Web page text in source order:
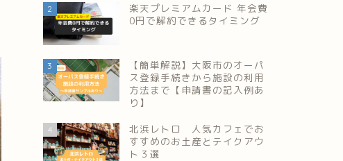
2
楽天プレミアムカード 年会費
0円で解約できるタイミング
3
【簡単解説】大阪市のオーパ
ス登録手続きから施設の利用
方法まで【申請書の記入例あ
り】
4
北浜レトロ 人気カフェでお
すすめのお土産とテイクアウ
ト３選